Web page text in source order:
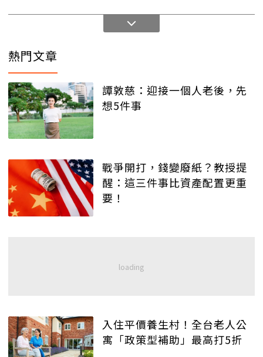
熱門文章
譚敦慈：迎接一個人老後，先
想5件事
戰爭開打，錢變廢紙？教授提
醒：這三件事比資產配置更重
要！
入住平價養生村！全台老人公
寓「政策型補助」最高打5折